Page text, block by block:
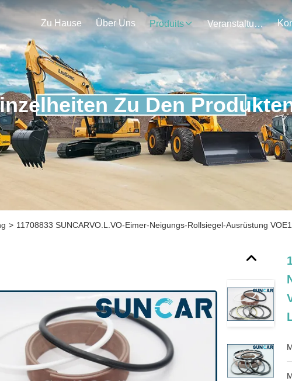
Zu Hause Über Uns Produits Veranstaltungen
Zu Den
> 11708833 SUNCARVO.L.VO-Eimer-Neigungs-Rollsiegel-Ausrüstung